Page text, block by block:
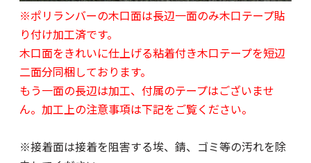
※ポリランバーの木口面は長辺一面のみ木口テープ貼
り付け加工済です。
木口面をきれいに仕上げる粘着付き木口テープを短辺
二面分同梱しております。
もう一面の長辺は加工、付属のテープはございませ
ん。加工上の注意事項は下記をご覧ください。
※接着面は接着を阻害する埃、錆、ゴミ等の汚れを除